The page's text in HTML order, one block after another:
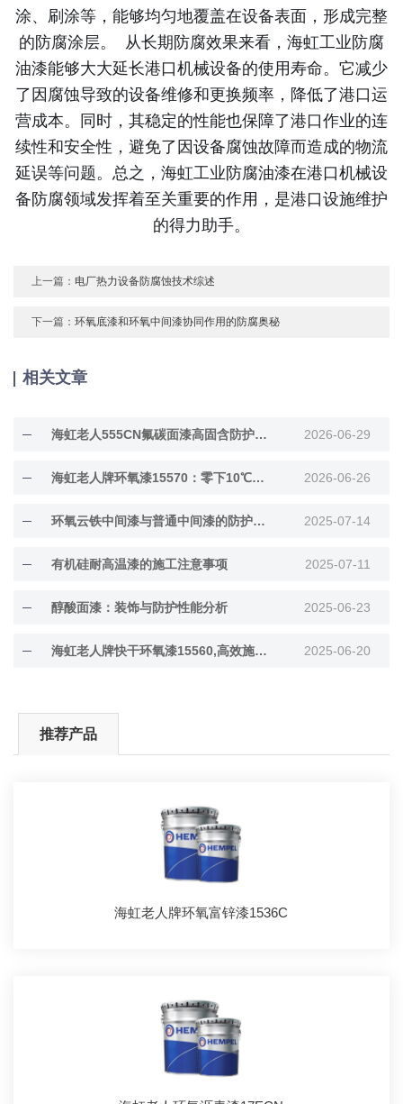
涂、刷涂等，能够均匀地覆盖在设备表面，形成完整
的防腐涂层。 从长期防腐效果来看，海虹工业防腐
油漆能够大大延长港口机械设备的使用寿命。它减少
了因腐蚀导致的设备维修和更换频率，降低了港口运
营成本。同时，其稳定的性能也保障了港口作业的连
续性和安全性，避免了因设备腐蚀故障而造成的物流
延误等问题。总之，海虹工业防腐油漆在港口机械设
备防腐领域发挥着至关重要的作用，是港口设施维护
的得力助手。
上一篇： 电厂热力设备防腐蚀技术综述
下一篇：环氧底漆和环氧中间漆协同作用的防腐奥秘
相关文章
海虹老人555CN氟碳面漆高固含防护面漆 2026-06-29
海虹老人牌环氧漆15570：零下10℃低温固化 2026-06-26
环氧云铁中间漆与普通中间漆的防护差异解析 2025-07-14
有机硅耐高温漆的施工注意事项 2025-07-11
醇酸面漆：装饰与防护性能分析 2025-06-23
海虹老人牌快干环氧漆15560,高效施工与长效防··· 2025-06-20
推荐产品
海虹老人牌环氧富锌漆1536C